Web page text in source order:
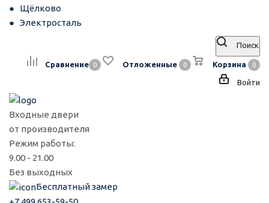
Щёлково
Электросталь
Поиск
Сравнение 0 Отложенные 0 Корзина 0
Войти
Входные двери
от производителя
Режим работы:
9.00 - 21.00
Без выходных
Бесплатный замер